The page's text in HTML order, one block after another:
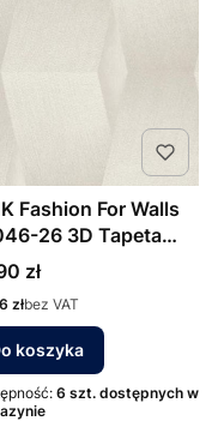
Fashion For Walls
26 3D Tapeta
Erismann
zł
złbez VAT
koszyka
6 szt. dostępnych w